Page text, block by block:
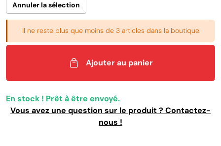
Annuler la sélection
Il ne reste plus que moins de 3 articles dans la boutique.
Ajouter au panier
En stock ! Prêt à être envoyé.
Vous avez une question sur le produit ? Contactez-
nous !